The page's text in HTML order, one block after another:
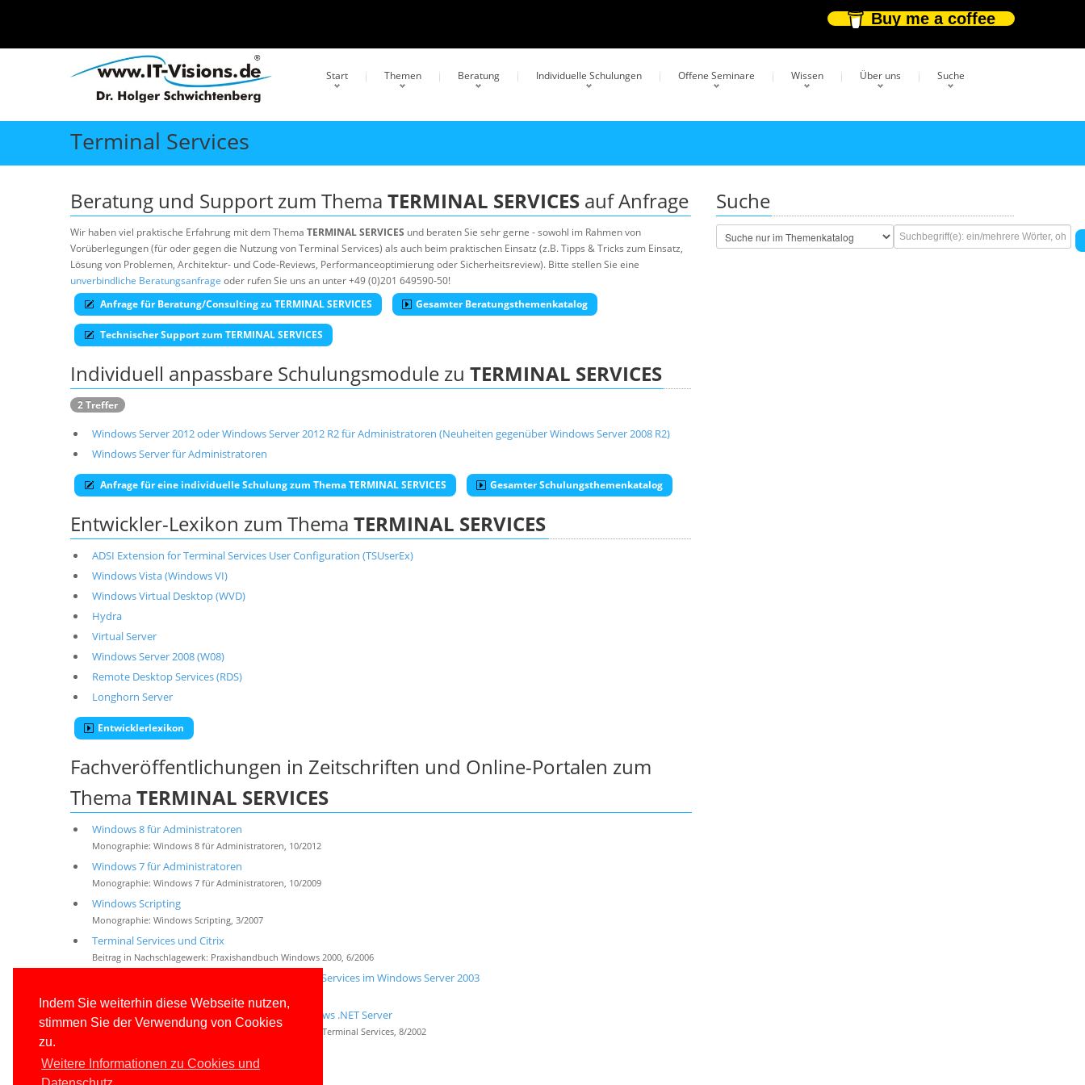
Indem Sie weiterhin diese Webseite nutzen,
stimmen Sie der Verwendung von Cookies
zu.
Weitere Informationen zu Cookies und
Buy me a coffee
Start Themen Beratung Individuelle Schulungen Offene Seminare Wissen Über uns Suche
Terminal Services
Beratung und Support zum Thema TERMINAL SERVICES auf Anfrage
Wir haben viel praktische Erfahrung mit dem Thema TERMINAL SERVICES und beraten Sie sehr gerne - sowohl im Rahmen von
Vorüberlegungen (für oder gegen die Nutzung von Terminal Services) als auch beim praktischen Einsatz (z.B. Tipps & Tricks zum Einsatz,
Lösung von Problemen, Architektur- und Code-Reviews, Performanceoptimierung oder Sicherheitsreview). Bitte stellen Sie eine
unverbindliche Beratungsanfrage oder rufen Sie uns an unter +49 (0)201 649590-50!
Anfrage für Beratung/Consulting zu TERMINAL SERVICES
Gesamter Beratungsthemenkatalog
Technischer Support zum TERMINAL SERVICES
Individuell anpassbare Schulungsmodule zu TERMINAL SERVICES
2 Treffer
Windows Server 2012 oder Windows Server 2012 R2 für Administratoren (Neuheiten gegenüber Windows Server 2008 R2)
Windows Server für Administratoren
Anfrage für eine individuelle Schulung zum Thema TERMINAL SERVICES Gesamter Schulungsthemenkatalog
Entwickler-Lexikon zum Thema TERMINAL SERVICES
ADSI Extension for Terminal Services User Configuration (TSUserEx)
Windows Vista (Windows VI)
Windows Virtual Desktop (WVD)
Hydra
Virtual Server
Windows Server 2008 (W08)
Remote Desktop Services (RDS)
Longhorn Server
Entwicklerlexikon
Fachveröffentlichungen in Zeitschriften und Online-Portalen zum
Thema TERMINAL SERVICES
Windows 8 für Administratoren
Monographie: Windows 8 für Administratoren, 10/2012
Windows 7 für Administratoren
Monographie: Windows 7 für Administratoren, 10/2009
Windows Scripting
Monographie: Windows Scripting, 3/2007
Terminal Services und Citrix
Beitrag in Nachschlagewerk: Praxishandbuch Windows 2000, 6/2006
Durchgriff auf den Client - Verbesserte Terminal Services im Windows Server 2003
Terminal Services unter Windows XP und Windows .NET Server
Beitrag in Nachschlagewerk: Praxishandbuch Windows Terminal Services, 8/2002
Weitere Fachveröffentlichungen
Suche